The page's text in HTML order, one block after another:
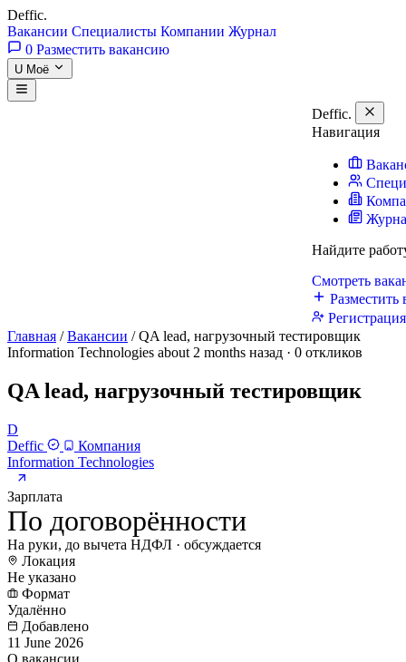
Deffic.
Вакансии Специалисты Компании Журнал
0 Разместить вакансию
U Моё
Deffic.
Навигация
Найдите
Смотреть
Разместить
Главная / Вакансии / QA lead, нагрузочный тестировщик
Information Technologies about 2 months назад · 0 откликов
QA lead, нагрузочный тестировщик
D
Deffic
Компания
Information Technologies
Зарплата
По договорённости
На руки, до вычета НДФЛ · обсуждается
Локация
Не указано
Формат
Удалённо
Добавлено
11 June 2026
О вакансии